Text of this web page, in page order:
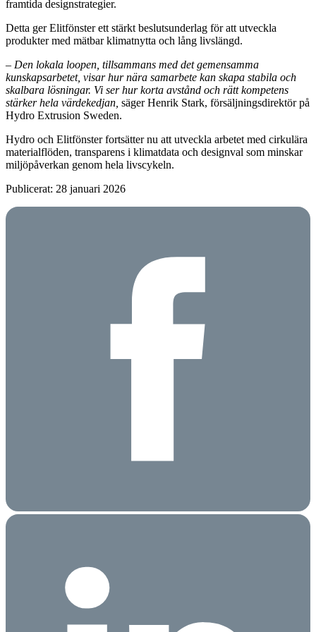
framtida designstrategier.
Detta ger Elitfönster ett stärkt beslutsunderlag för att utveckla
produkter med mätbar klimatnytta och lång livslängd.
– Den lokala loopen, tillsammans med det gemensamma
kunskapsarbetet, visar hur nära samarbete kan skapa stabila och
skalbara lösningar. Vi ser hur korta avstånd och rätt kompetens
stärker hela värdekedjan, säger Henrik Stark, försäljningsdirektör på
Hydro Extrusion Sweden.
Hydro och Elitfönster fortsätter nu att utveckla arbetet med cirkulära
materialflöden, transparens i klimatdata och designval som minskar
miljöpåverkan genom hela livscykeln.
Publicerat: 28 januari 2026